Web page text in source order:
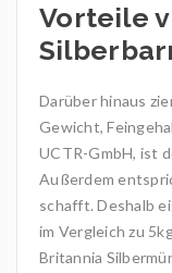
Vorteile
Darüber hinaus
Gewicht,
UCTR-GmbH, ist
Außerdem
schafft. Deshalb
im Vergleich zu
Britannia